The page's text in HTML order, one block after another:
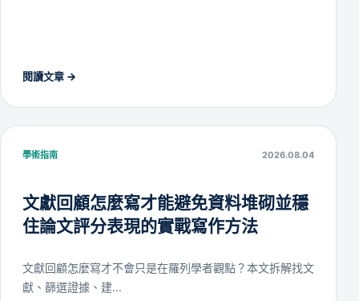
閱讀文章 →
學術指南 2026.08.04
文獻回顧怎麼寫才能避免資料堆砌並穩
住論文評分表現的實戰寫作方法
文獻回顧怎麼寫才不會只是在羅列學者觀點？本文拆解找文
獻、篩選證據、建...